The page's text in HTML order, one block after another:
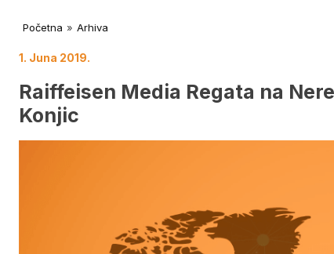
Početna » Arhiva
1. Juna 2019.
Raiffeisen Media Regata na
Konjic